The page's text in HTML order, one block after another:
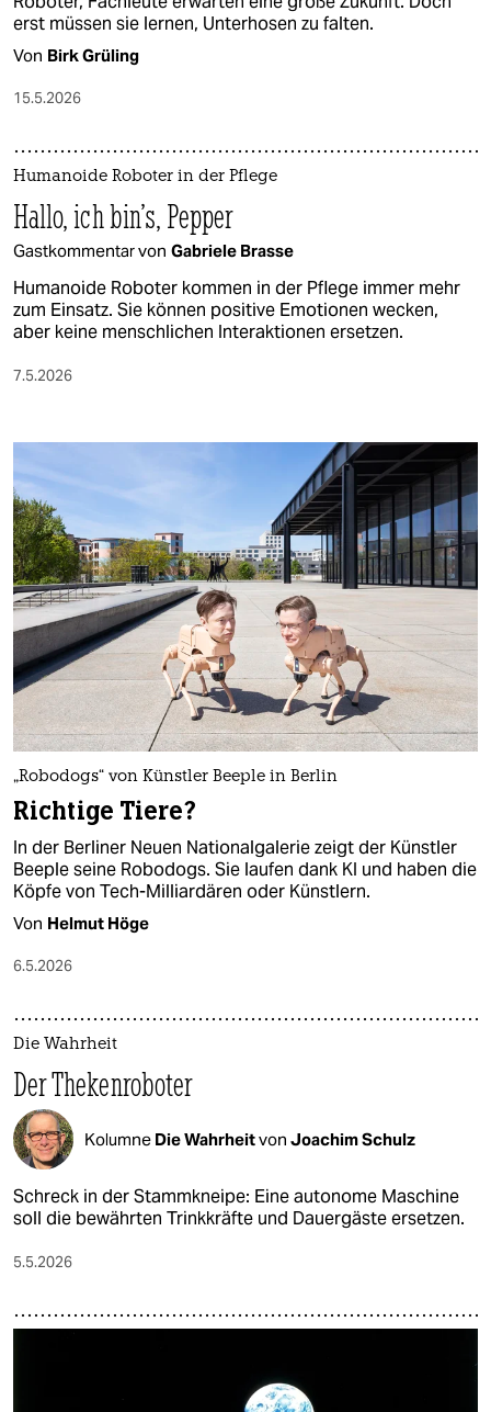
erst müssen sie lernen, Unterhosen zu falten.
Von Birk Grüling
15.5.2026
Humanoide Roboter in der Pflege
Hallo, ich bin's, Pepper
Gastkommentar von Gabriele Brasse
Humanoide Roboter kommen in der Pflege immer mehr
zum Einsatz. Sie können positive Emotionen wecken,
aber keine menschlichen Interaktionen ersetzen.
7.5.2026
„Robodogs“ von Künstler Beeple in Berlin
Richtige Tiere?
In der Berliner Neuen Nationalgalerie zeigt der Künstler
Beeple seine Robodogs. Sie laufen dank KI und haben die
Köpfe von Tech-Milliardären oder Künstlern.
Von Helmut Höge
6.5.2026
Die Wahrheit
Der Thekenroboter
Kolumne Die Wahrheitvon Joachim Schulz
Schreck in der Stammkneipe: Eine autonome Maschine
soll die bewährten Trinkkräfte und Dauergäste ersetzen.
5.5.2026